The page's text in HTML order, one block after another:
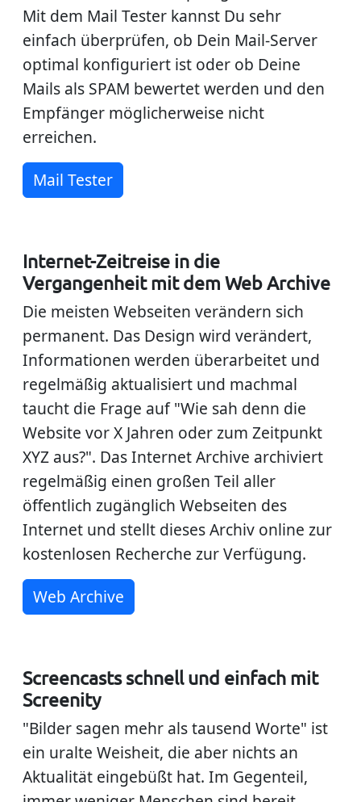
Mit dem Mail Tester kannst Du sehr
einfach überprüfen, ob Dein Mail-Server
optimal konfiguriert ist oder ob Deine
Mails als SPAM bewertet werden und den
Empfänger möglicherweise nicht
erreichen.
Mail Tester
Internet-Zeitreise in die
Vergangenheit mit dem Web Archive
Die meisten Webseiten verändern sich
permanent. Das Design wird verändert,
Informationen werden überarbeitet und
regelmäßig aktualisiert und machmal
taucht die Frage auf "Wie sah denn die
Website vor X Jahren oder zum Zeitpunkt
XYZ aus?". Das Internet Archive archiviert
regelmäßig einen großen Teil aller
öffentlich zugänglich Webseiten des
Internet und stellt dieses Archiv online zur
kostenlosen Recherche zur Verfügung.
Web Archive
Screencasts schnell und einfach mit
Screenity
"Bilder sagen mehr als tausend Worte" ist
ein uralte Weisheit, die aber nichts an
Aktualität eingebüßt hat. Im Gegenteil,